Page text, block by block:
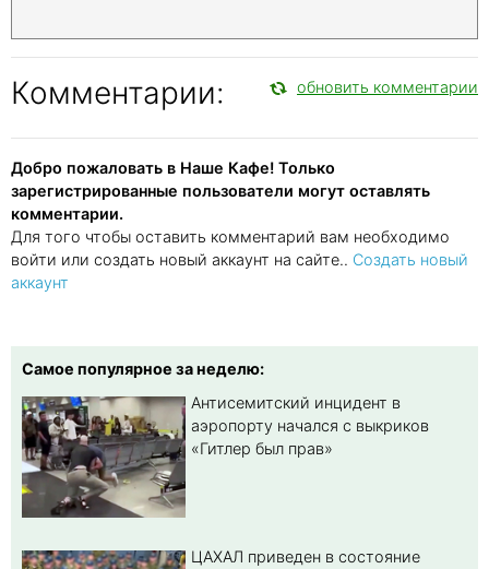
Комментарии: обновить комментарии
Добро пожаловать в Наше Кафе! Только
зарегистрированные пользователи могут оставлять
комментарии.
Для того чтобы оставить комментарий вам необходимо
войти или создать новый аккаунт на сайте.. Создать новый
аккаунт
Самое популярное за неделю:
Антисемитский инцидент в
аэропорту начался с выкриков
«Гитлер был прав»
ЦАХАЛ приведен в состояние